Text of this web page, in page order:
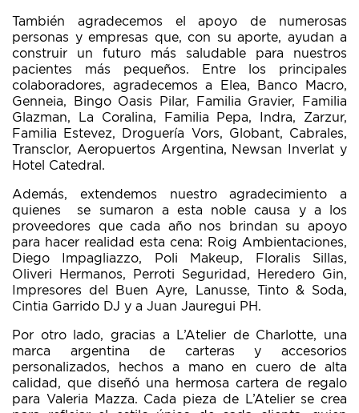
También agradecemos el apoyo de numerosas
personas y empresas que, con su aporte, ayudan a
construir un futuro más saludable para nuestros
pacientes más pequeños. Entre los principales
colaboradores, agradecemos a Elea, Banco Macro,
Genneia, Bingo Oasis Pilar, Familia Gravier, Familia
Glazman, La Coralina, Familia Pepa, Indra, Zarzur,
Familia Estevez, Droguería Vors, Globant, Cabrales,
Transclor, Aeropuertos Argentina, Newsan Inverlat y
Hotel Catedral.
Además, extendemos nuestro agradecimiento a
quienes se sumaron a esta noble causa y a los
proveedores que cada año nos brindan su apoyo
para hacer realidad esta cena: Roig Ambientaciones,
Diego Impagliazzo, Poli Makeup, Floralis Sillas,
Oliveri Hermanos, Perroti Seguridad, Heredero Gin,
Impresores del Buen Ayre, Lanusse, Tinto & Soda,
Cintia Garrido DJ y a Juan Jauregui PH.
Por otro lado, gracias a L’Atelier de Charlotte, una
marca argentina de carteras y accesorios
personalizados, hechos a mano en cuero de alta
calidad, que diseñó una hermosa cartera de regalo
para Valeria Mazza. Cada pieza de L’Atelier se crea